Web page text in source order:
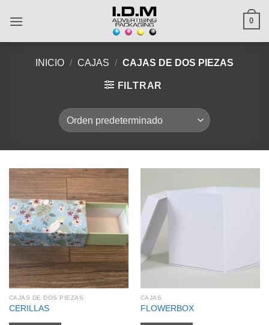
0
INICIO / CAJAS / CAJAS DE DOS PIEZAS
FILTRAR
CAJAS DE DOS PIEZAS
CERILLAS
CAJAS
FLOWERBOX